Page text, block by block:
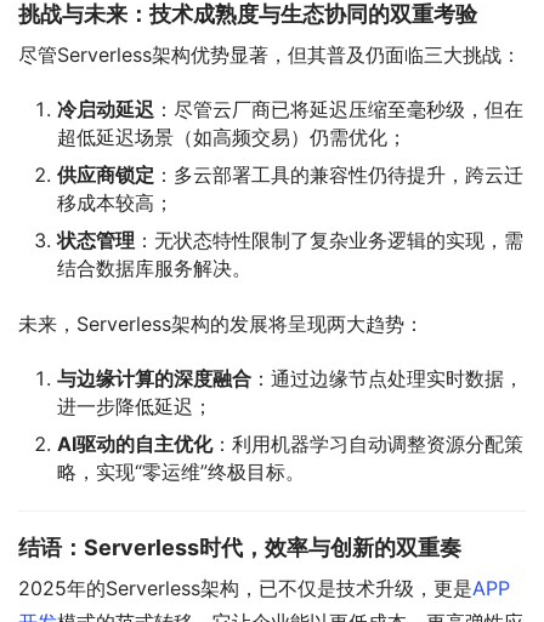
挑战与未来：技术成熟度与生态协同的双重考验
尽管Serverless架构优势显著，但其普及仍面临三大挑战：
冷启动延迟 ：尽管云厂商已将延迟压缩至毫秒级，但在
超低延迟场景（如高频交易）仍需优化；
供应商锁定 ：多云部署工具的兼容性仍待提升，跨云迁
移成本较高；
状态管理 ：无状态特性限制了复杂业务逻辑的实现，需
结合数据库服务解决。
未来，Serverless架构的发展将呈现两大趋势：
与边缘计算的深度融合 ：通过边缘节点处理实时数据，
进一步降低延迟；
AI驱动的自主优化：利用机器学习自动调整资源分配策
略，实现“零运维”终极目标。
结语：Serverless时代，效率与创新的双重奏
2025年的Serverless架构，已不仅是技术升级，更是APP